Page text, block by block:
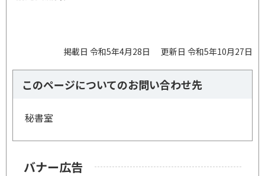
掲載日 令和5年4月28日 更新日 令和5年10月27日
このページについてのお問い合わせ先
秘書室
バナー広告